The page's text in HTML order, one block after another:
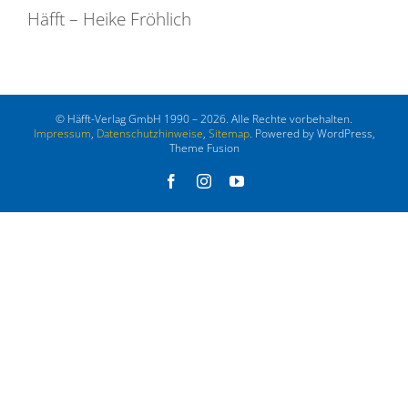
Häfft – Heike Fröhlich
© Häfft-Verlag GmbH 1990 – 2026. Alle Rechte vorbehalten.
Impressum, Datenschutzhinweise, Sitemap. Powered by WordPress,
Theme Fusion
FacebookInstagramYouTube